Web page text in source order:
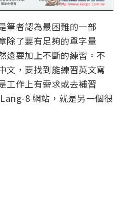
筆者認為最困難的一部
除了要有足夠的單字量
還要加上不斷的練習。不
文，要找到能練習英文寫
工作上有需求或去補習
8 網站，就是另一個很